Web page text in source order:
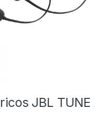
JBL TUNE